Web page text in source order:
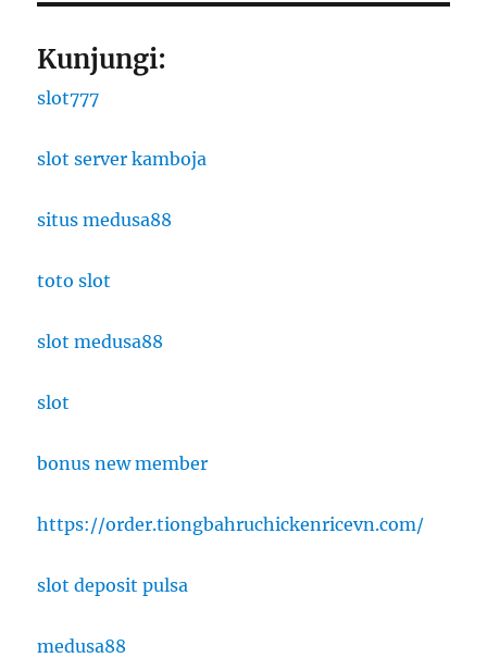
Kunjungi:
slot777
slot server kamboja
situs medusa88
toto slot
slot medusa88
slot
bonus new member
https://order.tiongbahruchickenricevn.com/
slot deposit pulsa
medusa88